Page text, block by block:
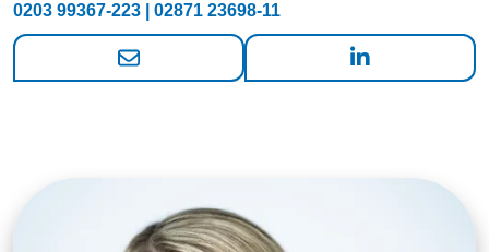
0203 99367-223 | 02871 23698-11